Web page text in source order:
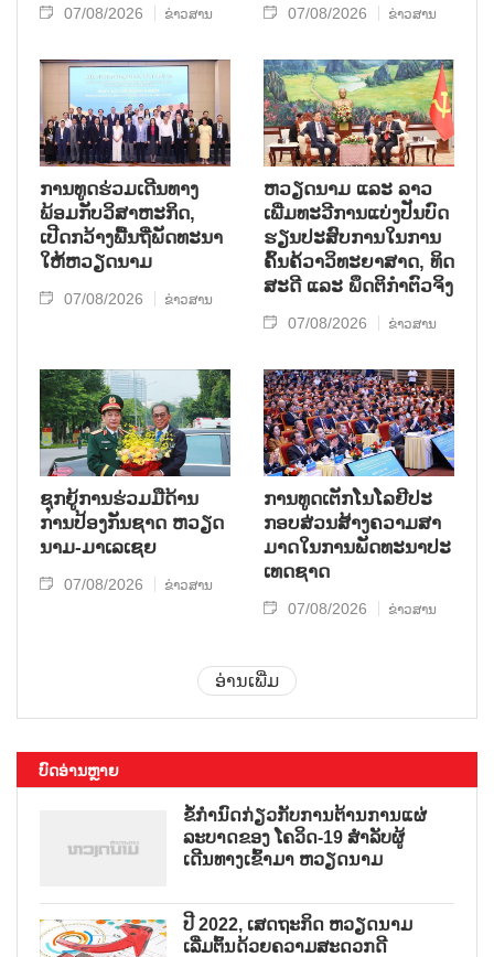
07/08/2026 ຂ່າວສານ 07/08/2026 ຂ່າວສານ
ການ​ທູດ​ຮ່ວມ​ເດີນ​ທາງ​
ພ້ອມກັບ​ວິ​ສາ​ຫະ​ກ​ິດ,
ເປີດກວ້າງ​ພື້ນ​ຖີ່​ພັດ​ທະ​ນາ​
ໃຫ້​ຫວຽດ​ນາມ
07/08/2026 ຂ່າວສານ
ຫວຽດ​ນາມ ແລະ ລາວ​
ເພີ່ມ​ທະ​ວີ​ການ​ແບ່​ງ​ປັນ​ບົດ​
ຮຽນ​ປະ​ສົບ​ການ​ໃນ​ການ​
ຄົ້ນ​ຄ້​ວາ​ວິ​ທະ​ຍາ​ສາດ, ທິດ​
ສະ​ດີ ແລະ ພຶດ​ຕິ​ກຳຕົວ​ຈິງ
07/08/2026 ຂ່າວສານ
ຊຸກ​ຍູ້​ການ​ຮ່ວມ​ມື​ດ້ານ​
ການ​ປ້ອງ​ກັນ​ຊາດ ຫວຽດ​
ນາມ-ມາ​ເລ​ເຊຍ
07/08/2026 ຂ່າວສານ
ການ​ທູດ​ເຕັກ​ໂນ​ໂລ​ຢີ​ປະ​
ກອບ​ສ່ວນ​ສ້າງ​ຄວາມ​ສາ​
ມາດ​ໃນ​ການ​ພັດ​ທະ​ນາ​ປະ​
ເທດ​ຊາດ
07/08/2026 ຂ່າວສານ
ອ່ານເພີ່ມ
ບົດອ່ານຫຼາຍ
ຂໍ້ກຳນົດກ່ຽວກັບການຕ້ານການແຜ່
ລະບາດຂອງ ໂຄວິດ-19 ສຳລັບຜູ້
ເດີນທາງເຂົ້າມາ ຫວຽດນາມ
ປີ 2022, ເສດຖະກິດ ຫວຽດນາມ
ເລີ່ມຕົ້ນດ້ວຍຄວາມສະດວກດີ